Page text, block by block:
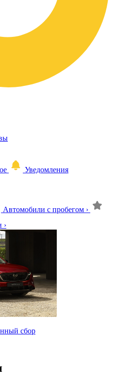
Уведомления
Автомобили с пробегом ›
›
сбор